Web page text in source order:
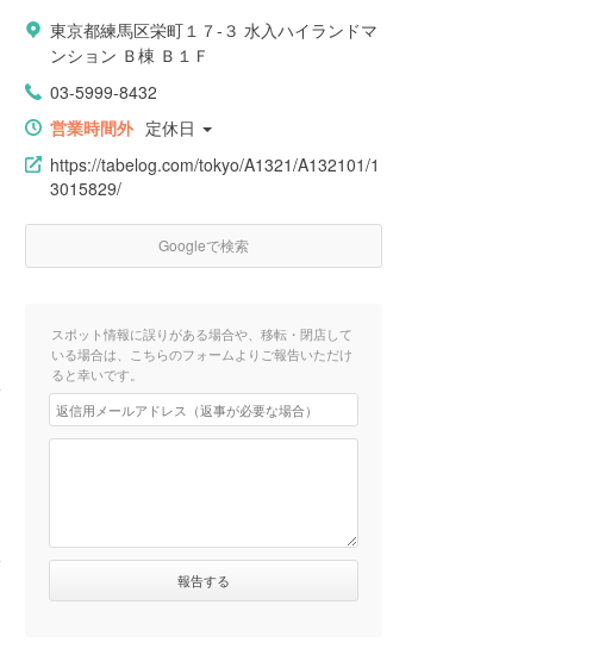
東京都練馬区栄町１７-３ 水入ハイランドマ
ンション Ｂ棟 Ｂ１Ｆ
03-5999-8432
営業時間外 定休日
https://tabelog.com/tokyo/A1321/A132101/1
3015829/
Googleで検索
スポット情報に誤りがある場合や、移転・閉店して
いる場合は、こちらのフォームよりご報告いただけ
ると幸いです。